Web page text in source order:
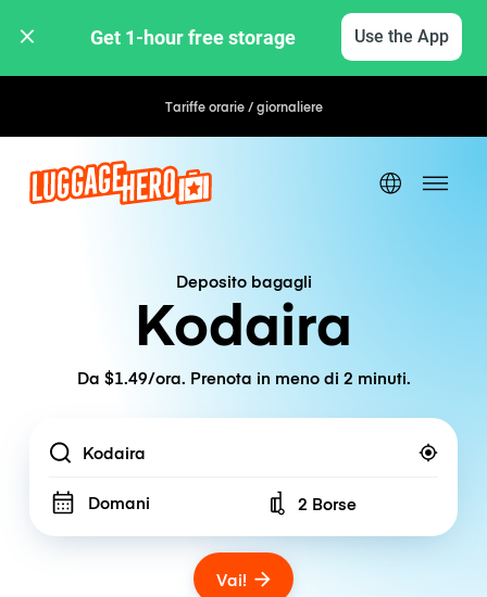
Get 1-hour free storage Use the App
Tariffe orarie / giornaliere
Deposito bagagli
Kodaira
Da $1.49/ora. Prenota in meno di 2 minuti.
Location
Domani Number of bags
2 Borse
Vai!